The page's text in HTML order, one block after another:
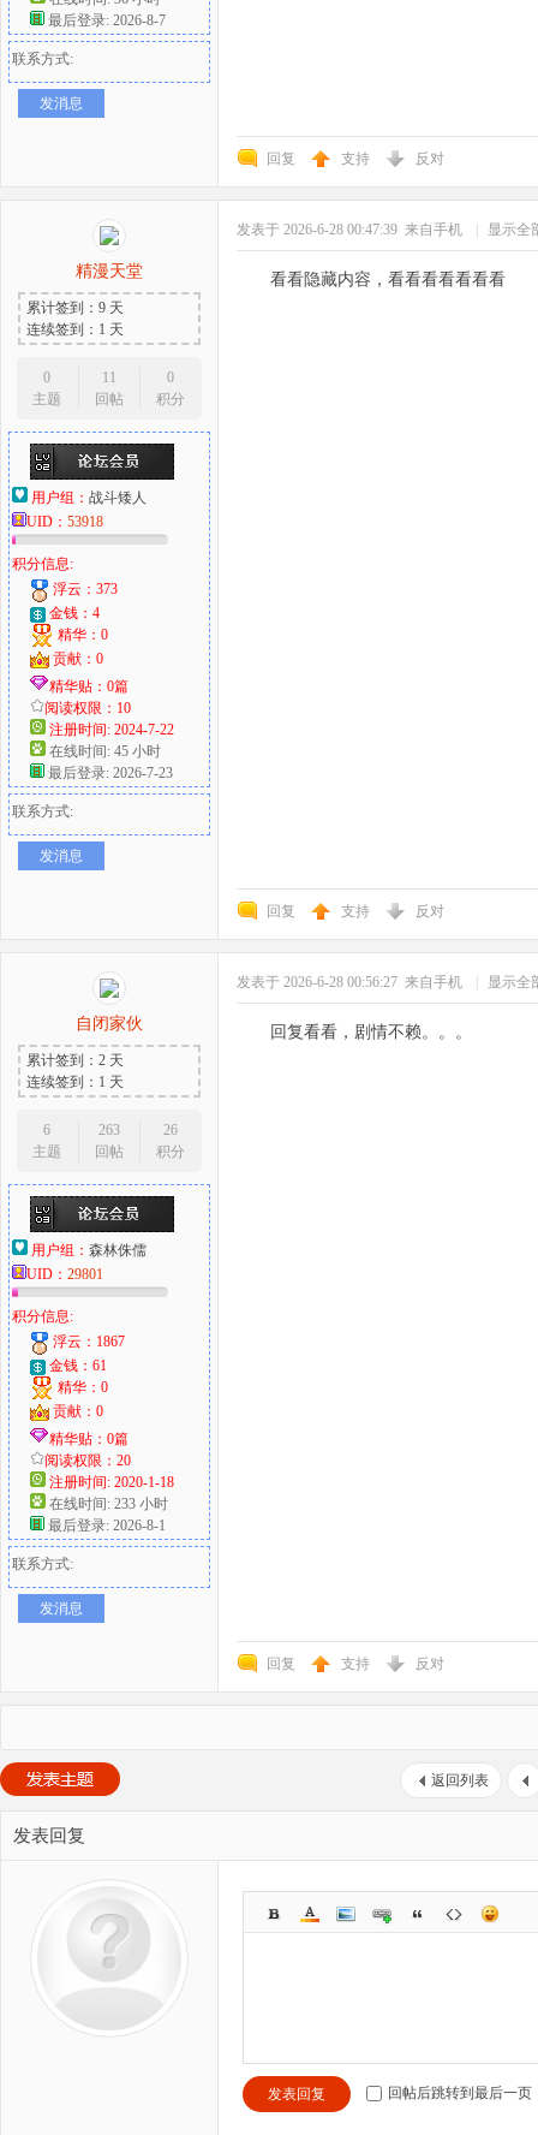
最后登录: 2026-8-7
联系方式:
发消息
回复 支持 反对
精漫天堂
累计签到：9 天
连续签到：1 天
0
主题
11
回帖
0
积分
用户组： 战斗矮人
UID： 53918
积分信息:
浮云：373
金钱：4
精华：0
贡献：0
精华贴：0篇
阅读权限：10
注册时间: 2024-7-22
在线时间: 45 小时
最后登录: 2026-7-23
联系方式:
发消息
发表于 2026-6-28 00:47:39 来自手机 显示全
看看隐藏内容，看看看看看看看
回复 支持 反对
自闭家伙
累计签到：2 天
连续签到：1 天
6
主题
263
回帖
26
积分
用户组： 森林侏儒
UID： 29801
积分信息:
浮云：1867
金钱：61
精华：0
贡献：0
精华贴：0篇
阅读权限：20
注册时间: 2020-1-18
在线时间: 233 小时
最后登录: 2026-8-1
联系方式:
发消息
发表于 2026-6-28 00:56:27 来自手机 显示全
回复看看，剧情不赖。。。
回复 支持 反对
返回列表
发表回复
发表回复 回帖后跳转到最后一页